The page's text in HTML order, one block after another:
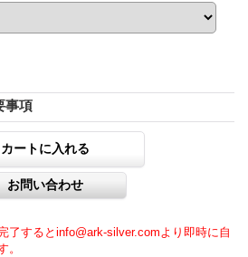
事項
了するとinfo@ark-silver.comより即時に自
。